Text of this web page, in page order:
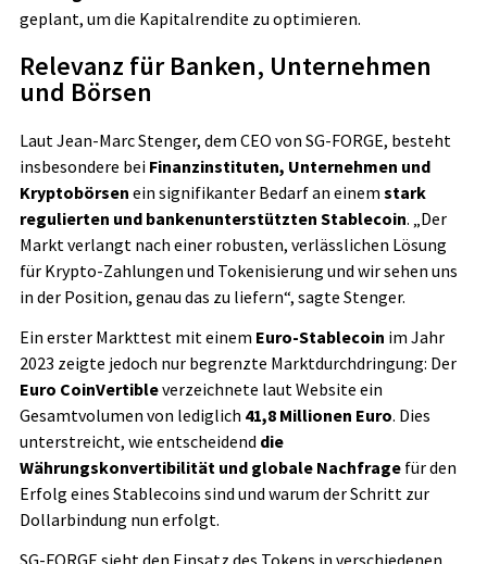
geplant, um die Kapitalrendite zu optimieren.
Relevanz für Banken, Unternehmen
und Börsen
Laut Jean-Marc Stenger, dem CEO von SG-FORGE, besteht
insbesondere bei Finanzinstituten, Unternehmen und
Kryptobörsen ein signifikanter Bedarf an einem stark
regulierten und bankenunterstützten Stablecoin. „Der
Markt verlangt nach einer robusten, verlässlichen Lösung
für Krypto-Zahlungen und Tokenisierung und wir sehen uns
in der Position, genau das zu liefern“, sagte Stenger.
Ein erster Markttest mit einem Euro-Stablecoin im Jahr
2023 zeigte jedoch nur begrenzte Marktdurchdringung: Der
Euro CoinVertibleverzeichnete laut Website ein
Gesamtvolumen von lediglich 41,8 Millionen Euro. Dies
unterstreicht, wie entscheidend die
Währungskonvertibilität und globale Nachfrage für den
Erfolg eines Stablecoins sind und warum der Schritt zur
Dollarbindung nun erfolgt.
SG-FORGE sieht den Einsatz des Tokens in verschiedenen